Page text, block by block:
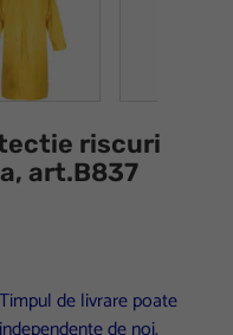
riscuri
art.B837
de livrare poate